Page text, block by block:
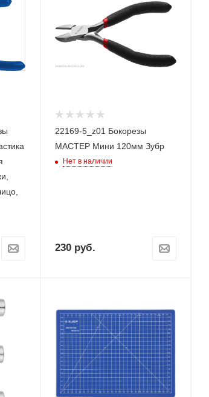
22169-5_z01 Бокорезы
МАСТЕР Мини 120мм Зубр
Нет в наличии
230 руб.